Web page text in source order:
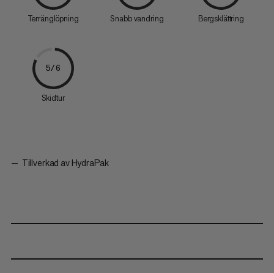
Terränglöpning Snabb vandring Bergsklättring
5/6
Skidtur
Tillverkad av HydraPak